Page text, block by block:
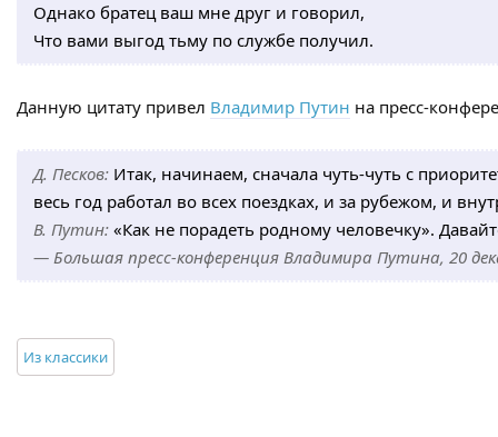
Однако братец ваш мне друг и говорил,
Что вами выгод тьму по службе получил.
Данную цитату привел Владимир Путин на пресс-
Д. Песков: Итак, начинаем, сначала чуть-чуть с
весь год работал во всех поездках, и за рубежом, и
В. Путин: «Как не порадеть родному человечку».
— Большая пресс-конференция Владимира Путина, 20
Из классики